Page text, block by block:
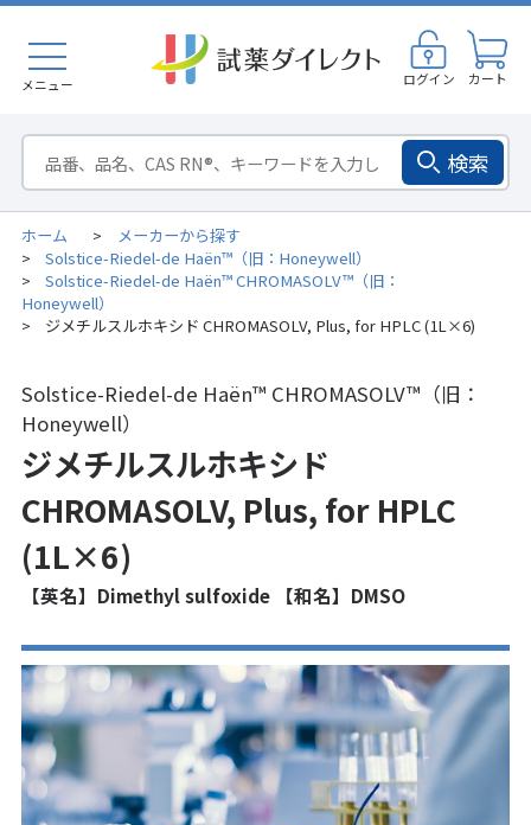
メニュー ログイン カート
検索
ホーム > メーカーから探す
> Solstice-Riedel-de Haën™（旧：Honeywell）
>
Solstice-Riedel-de Haën™ CHROMASOLV™（旧：
Honeywell）
> ジメチルスルホキシド CHROMASOLV, Plus, for HPLC (1L×6)
Solstice-Riedel-de Haën™ CHROMASOLV™（旧：
Honeywell）
ジメチルスルホキシド
CHROMASOLV, Plus, for HPLC
(1L×6)
【英名】Dimethyl sulfoxide 【和名】DMSO